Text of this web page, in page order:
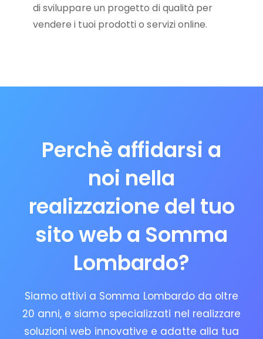
di sviluppare un progetto di qualità per
vendere i tuoi prodotti o servizi online.
Perchè affidarsi a
noi nella
realizzazione del tuo
sito web a Somma
Lombardo?
Siamo attivi a Somma Lombardo da oltre
20 anni, e siamo specializzati nel realizzare
soluzioni web innovative e adatte alla tua